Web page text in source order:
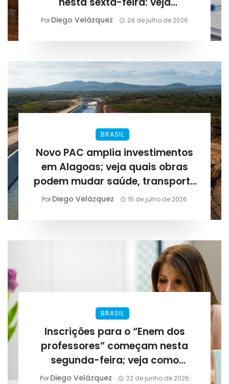
calendário e impactos em
PorDiego Velázquez 24 de julho de 2026
BRASIL
Novo PAC amplia investimentos
em Alagoas; veja quais obras
podem mudar saúde, transporte
e abastecimento
PorDiego Velázquez 15 de julho de 2026
BRASIL
Inscrições para o “Enem dos
professores” começam nesta
segunda-feira; veja como
participar
PorDiego Velázquez 22 de junho de 2026